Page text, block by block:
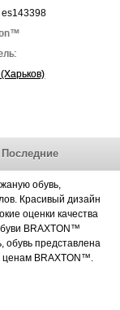
es143398
Последние
обувь,
Красивый дизайн
оценки качества
BRAXTON™
обувь представлена
ценам BRAXTON™.